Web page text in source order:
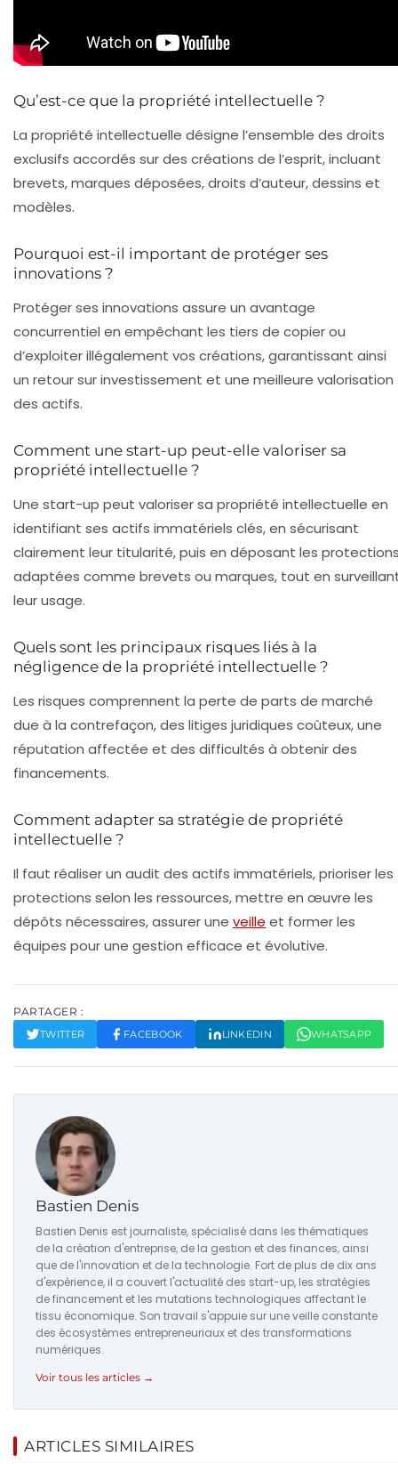
Qu’est-ce que la propriété intellectuelle ?
La propriété intellectuelle désigne l’ensemble des droits
exclusifs accordés sur des créations de l’esprit, incluant
brevets, marques déposées, droits d’auteur, dessins et
modèles.
Pourquoi est-il important de protéger ses
innovations ?
Protéger ses innovations assure un avantage
concurrentiel en empêchant les tiers de copier ou
d’exploiter illégalement vos créations, garantissant ainsi
un retour sur investissement et une meilleure valorisation
des actifs.
Comment une start-up peut-elle valoriser sa
propriété intellectuelle ?
Une start-up peut valoriser sa propriété intellectuelle en
identifiant ses actifs immatériels clés, en sécurisant
clairement leur titularité, puis en déposant les
adaptées comme brevets ou marques, tout en
leur usage.
Quels sont les principaux risques liés à la
négligence de la propriété intellectuelle ?
Les risques comprennent la perte de parts de marché
due à la contrefaçon, des litiges juridiques coûteux, une
réputation affectée et des difficultés à obtenir des
financements.
Comment adapter sa stratégie de propriété
intellectuelle ?
Il faut réaliser un audit des actifs immatériels, prioriser les
protections selon les ressources, mettre en œuvre les
dépôts nécessaires, assurer une veille et former les
équipes pour une gestion efficace et évolutive.
PARTAGER :
TWITTER FACEBOOK LINKEDIN WHATSAPP
Bastien Denis
Bastien Denis est journaliste, spécialisé dans les thématiques
de la création d'entreprise, de la gestion et des finances, ainsi
que de l'innovation et de la technologie. Fort de plus de dix ans
d'expérience, il a couvert l'actualité des start-up, les stratégies
de financement et les mutations technologiques affectant le
tissu économique. Son travail s'appuie sur une veille constante
des écosystèmes entrepreneuriaux et des transformations
numériques.
Voir tous les articles →
ARTICLES SIMILAIRES